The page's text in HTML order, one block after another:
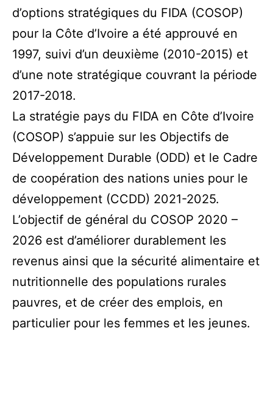
d’options stratégiques du FIDA (COSOP)
pour la Côte d’Ivoire a été approuvé en
1997, suivi d’un deuxième (2010-2015) et
d’une note stratégique couvrant la période
2017-2018.
La stratégie pays du FIDA en Côte d’Ivoire
(COSOP) s’appuie sur les Objectifs de
Développement Durable (ODD) et le Cadre
de coopération des nations unies pour le
développement (CCDD) 2021-2025.
L’objectif de général du COSOP 2020 –
2026 est d’améliorer durablement les
revenus ainsi que la sécurité alimentaire et
nutritionnelle des populations rurales
pauvres, et de créer des emplois, en
particulier pour les femmes et les jeunes.